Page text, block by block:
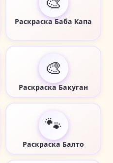
Раскраска Баба Капа
🎨
Раскраска Бакуган
🐾
Раскраска Балто